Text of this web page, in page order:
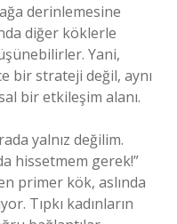
derinlemesine
diğer köklerle
Yani,
bir strateji değil, aynı
bir etkileşim alanı.
yalnız değilim.
hissetmem gerek!”
primer kök, aslında
Tıpkı kadınların